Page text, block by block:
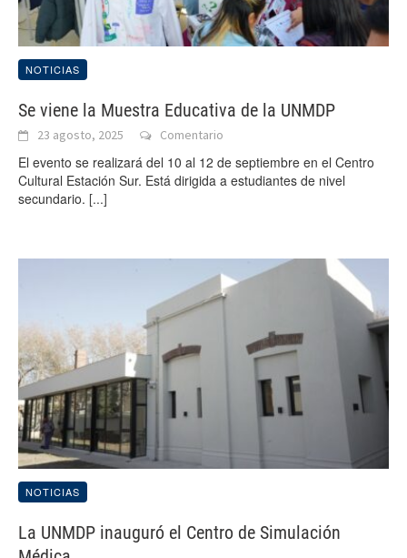
NOTICIAS
Se viene la Muestra Educativa de la UNMDP
23 agosto, 2025 Comentario
El evento se realizará del 10 al 12 de septiembre en el Centro
Cultural Estación Sur. Está dirigida a estudiantes de nivel
secundario. [...]
NOTICIAS
La UNMDP inauguró el Centro de Simulación